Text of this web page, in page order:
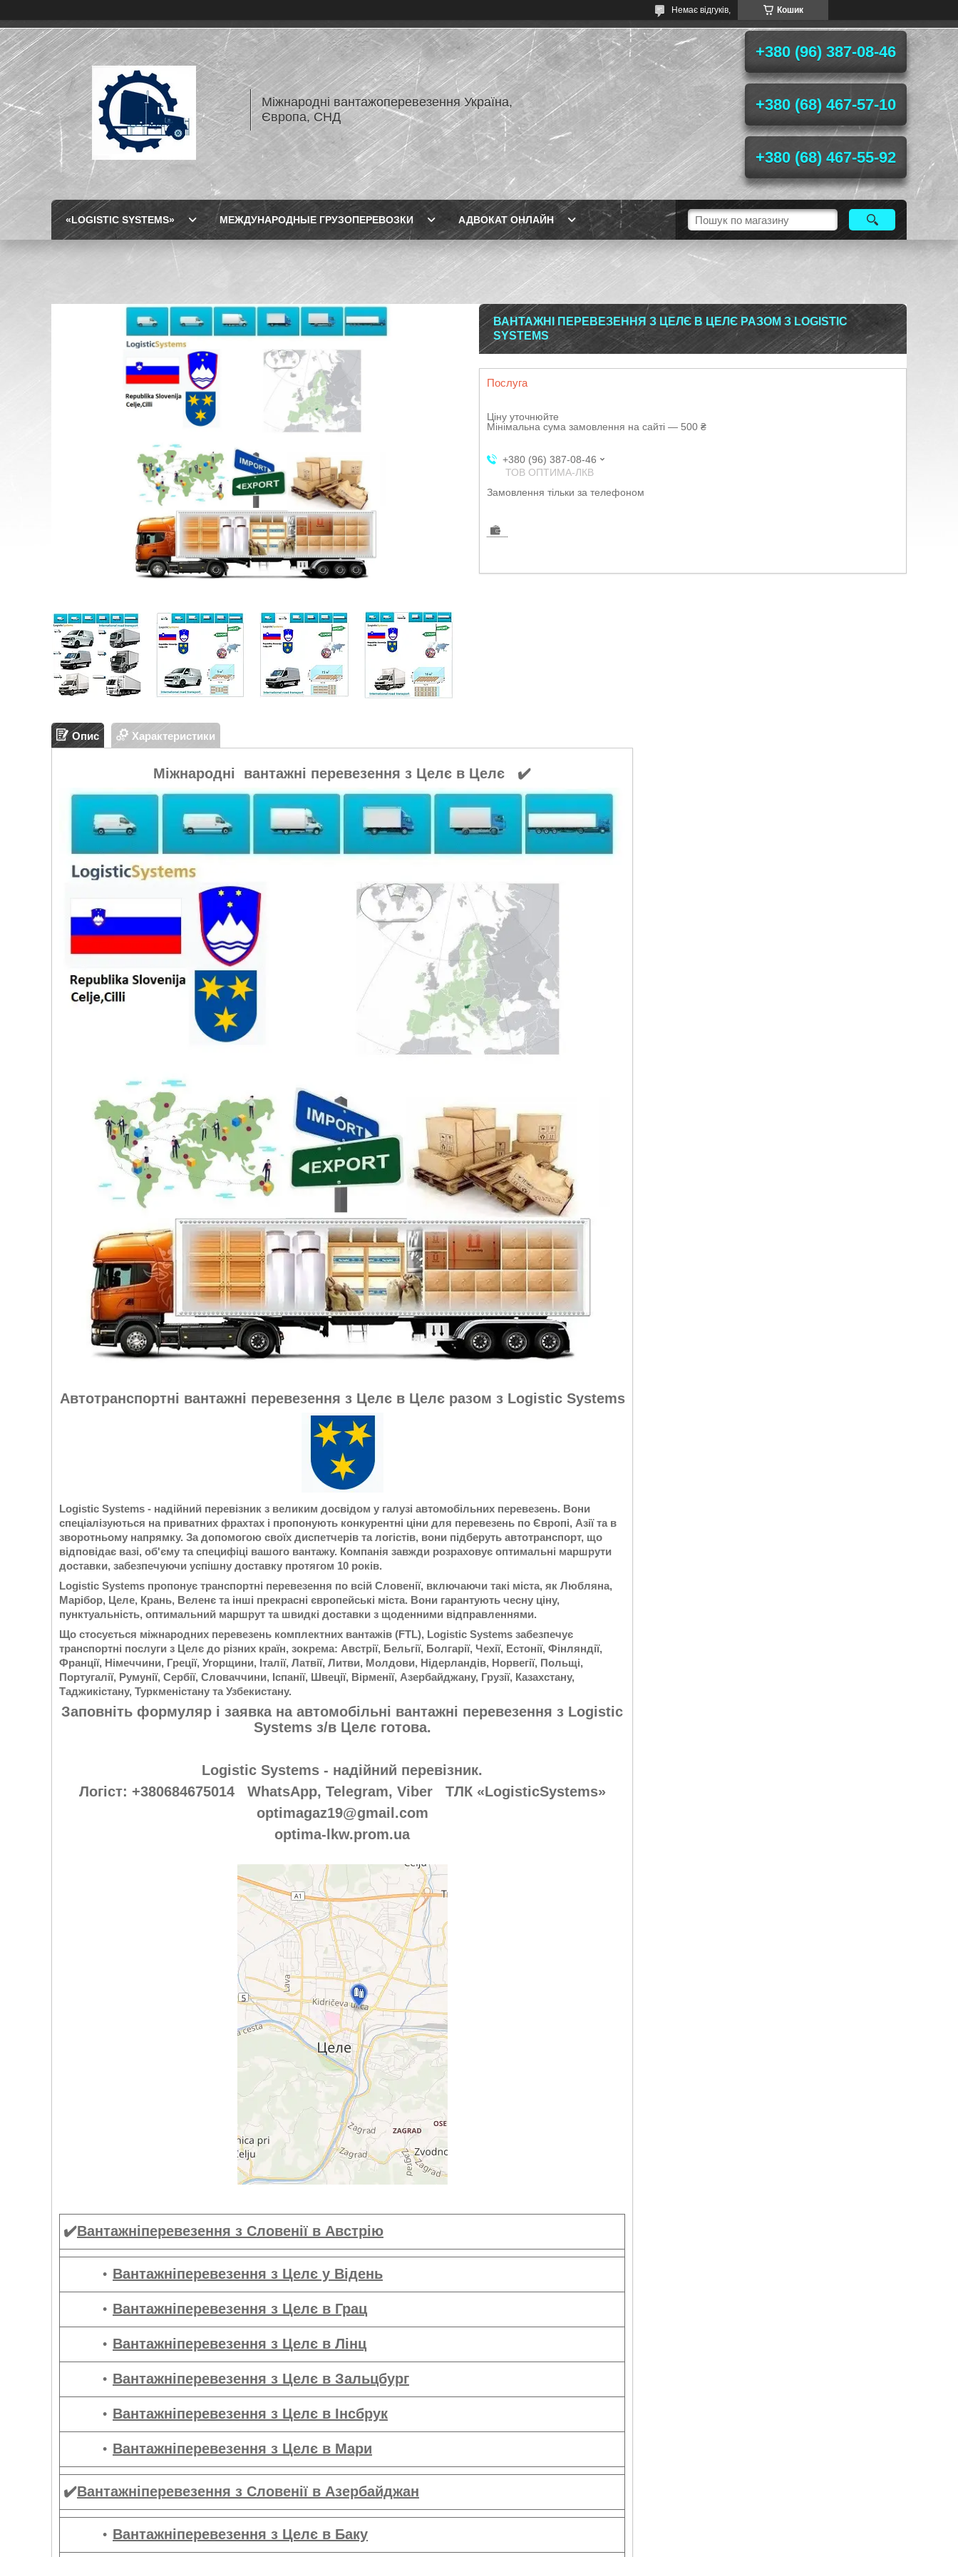
Кошик
Немає відгуків,
Міжнародні вантажоперевезення Україна,
Європа, СНД
+380 (96) 387-08-46
+380 (68) 467-57-10
+380 (68) 467-55-92
«LOGISTIC SYSTEMS» МЕЖДУНАРОДНЫЕ ГРУЗОПЕРЕВОЗКИ АДВОКАТ ОНЛАЙН
ВАНТАЖНІ ПЕРЕВЕЗЕННЯ З ЦЕЛЄ В ЦЕЛЄ РАЗОМ З LOGISTIC
SYSTEMS
Послуга
Ціну уточнюйте
Мінімальна сума замовлення на сайті — 500 ₴
+380 (96) 387-08-46
ТОВ ОПТИМА-ЛКВ
Замовлення тільки за телефоном
Опис Характеристики
Міжнародні вантажні перевезення з Целє в Целє ✔
Автотранспортні вантажні перевезення з Целє в Целє разом з Logistic Systems
Logistic Systems - надійний перевізник з великим досвідом у галузі автомобільних перевезень. Вони
спеціалізуються на приватних фрахтах і пропонують конкурентні ціни для перевезень по Європі, Азії та в
зворотньому напрямку. За допомогою своїх диспетчерів та логістів, вони підберуть автотранспорт, що
відповідає вазі, об'єму та специфіці вашого вантажу. Компанія завжди розраховує оптимальні маршрути
доставки, забезпечуючи успішну доставку протягом 10 років.
Logistic Systems пропонує транспортні перевезення по всій Словенії, включаючи такі міста, як Любляна,
Марібор, Целе, Крань, Веленє та інші прекрасні європейські міста. Вони гарантують чесну ціну,
пунктуальність, оптимальний маршрут та швидкі доставки з щоденними відправленнями.
Що стосується міжнародних перевезень комплектних вантажів (FTL), Logistic Systems забезпечує
транспортні послуги з Целє до різних країн, зокрема: Австрії, Бельгії, Болгарії, Чехії, Естонії, Фінляндії,
Франції, Німеччини, Греції, Угорщини, Італії, Латвії, Литви, Молдови, Нідерландів, Норвегії, Польщі,
Португалії, Румунії, Сербії, Словаччини, Іспанії, Швеції, Вірменії, Азербайджану, Грузії, Казахстану,
Таджикістану, Туркменістану та Узбекистану.
Заповніть формуляр і заявка на автомобільні вантажні перевезення з Logistic
Systems з/в Целє готова.
Logistic Systems - надійний перевізник.
Логіст: +380684675014 WhatsApp, Telegram, Viber ТЛК «LogisticSystems»
optimagaz19@gmail.com
optima-lkw.prom.ua
✔️Вантажніперевезення з Словенії в Австрію
Вантажніперевезення з Целє у Відень
Вантажніперевезення з Целє в Грац
Вантажніперевезення з Целє в Лінц
Вантажніперевезення з Целє в Зальцбург
Вантажніперевезення з Целє в Інсбрук
Вантажніперевезення з Целє в Мари
✔️Вантажніперевезення з Словенії в Азербайджан
Вантажніперевезення з Целє в Баку